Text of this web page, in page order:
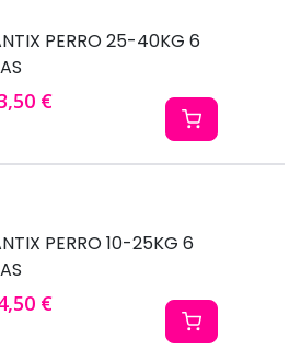
PERRO 25-40KG 6
€
PERRO 10-25KG 6
€